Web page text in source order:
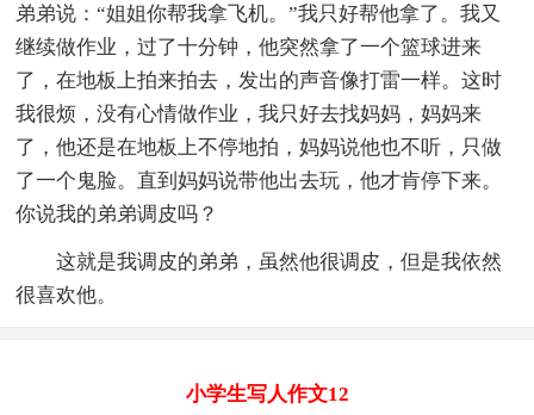
弟弟说：“姐姐你帮我拿飞机。”我只好帮他拿了。我又
继续做作业，过了十分钟，他突然拿了一个篮球进来
了，在地板上拍来拍去，发出的声音像打雷一样。这时
我很烦，没有心情做作业，我只好去找妈妈，妈妈来
了，他还是在地板上不停地拍，妈妈说他也不听，只做
了一个鬼脸。直到妈妈说带他出去玩，他才肯停下来。
你说我的弟弟调皮吗？
这就是我调皮的弟弟，虽然他很调皮，但是我依然
很喜欢他。
小学生写人作文12